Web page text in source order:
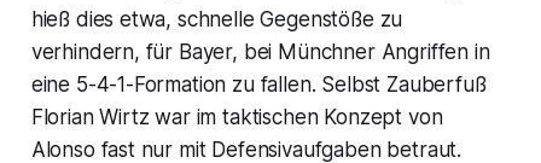
hieß dies etwa, schnelle Gegenstöße zu
verhindern, für Bayer, bei Münchner Angriffen in
eine 5-4-1-Formation zu fallen. Selbst Zauberfuß
Florian Wirtz war im taktischen Konzept von
Alonso fast nur mit Defensivaufgaben betraut.